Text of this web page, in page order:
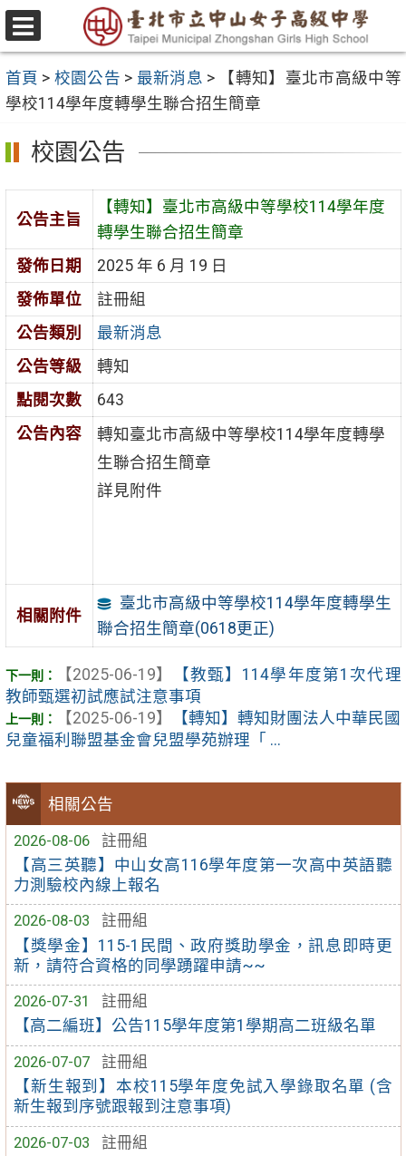
跳
至
要
內
容
區
選
單
首頁 > 校園公告 > 最新消息 >
【轉知】臺北市高級中等
學校114學年度轉學生聯合招生簡章
相關公告
2026-08-06
註冊組
【高三英聽】中山女高116學年度第一次高中英語聽
力測驗校內線上報名
2026-08-03
註冊組
【獎學金】115-1民間、政府獎助學金，訊息即時更
新，請符合資格的同學踴躍申請~~
2026-07-31
註冊組
【高二編班】公告115學年度第1學期高二班級名單
2026-07-07
註冊組
【新生報到】本校115學年度免試入學錄取名單 (含
新生報到序號跟報到注意事項)
2026-07-03
註冊組
校園公告
公告主旨
【轉知】臺北市高級中等學校114學年度
轉學生聯合招生簡章
發佈日期
2025 年 6 月 19 日
發佈單位
註冊組
公告類別
最新消息
公告等級
轉知
點閱次數
643
公告內容
轉知臺北市高級中等學校114學年度轉學
生聯合招生簡章
詳見附件
相關附件
臺北市高級中等學校114學年度轉學生
聯合招生簡章(0618更正)
【2025-06-19】
【教甄】114學年度第1次代理
教師甄選初試應試注意事項
【2025-06-19】
【轉知】轉知財團法人中華民國
兒童福利聯盟基金會兒盟學苑辦理「 ...